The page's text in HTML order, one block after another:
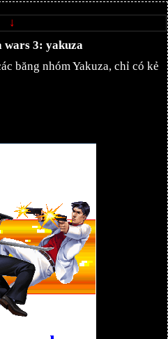
↓
wars 3: yakuza
băng nhóm Yakuza, chỉ có kẻ